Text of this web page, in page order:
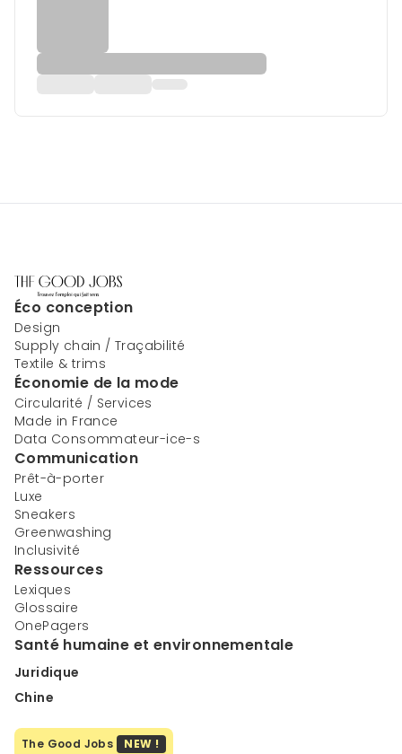
Éco conception
Design
Supply chain / Traçabilité
Textile & trims
Économie de la mode
Circularité / Services
Made in France
Data Consommateur-ice-s
Communication
Prêt-à-porter
Luxe
Sneakers
Greenwashing
Inclusivité
Ressources
Lexiques
Glossaire
OnePagers
Santé humaine et environnementale
Juridique
Chine
The Good Jobs NEW !